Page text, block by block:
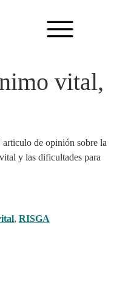
vital,
de opinión sobre la
y las dificultades para
, RISGA